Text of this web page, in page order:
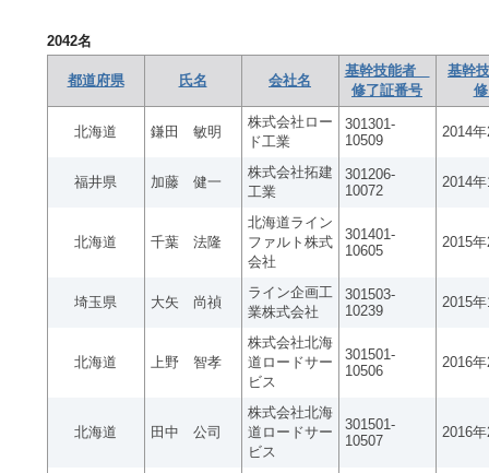
2042名
都道府県 氏名 会社名
基幹技能者
修了証番号
基幹
北海道 鎌田 敏明
株式会社ロー
ド工業
301301-
10509
2014
福井県 加藤 健一
株式会社拓建
工業
301206-
10072
2014
北海道 千葉 法隆
北海道ライン
ファルト株式
会社
301401-
10605
2015
埼玉県 大矢 尚禎
ライン企画工
業株式会社
301503-
10239
2015
北海道 上野 智孝
株式会社北海
道ロードサー
ビス
301501-
10506
2016
北海道 田中 公司
株式会社北海
道ロードサー
ビス
301501-
10507
2016